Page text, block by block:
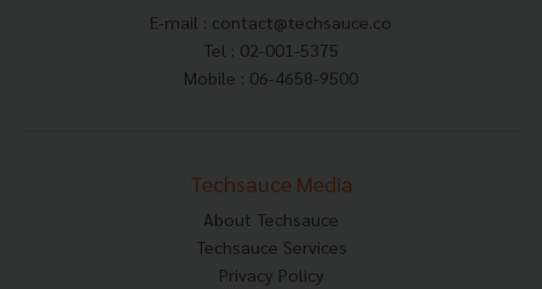
E-mail : contact@techsauce.co
Tel : 02-001-5375
Mobile : 06-4658-9500
Techsauce Media
About Techsauce
Techsauce Services
Privacy Policy